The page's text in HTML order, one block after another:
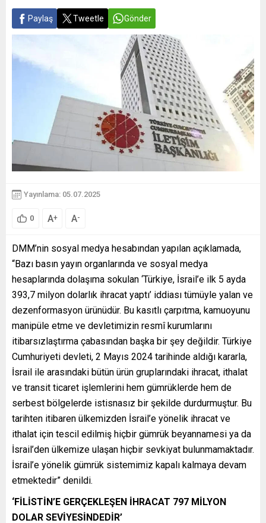
Paylaş Tweetle Gönder
Yayınlama: 05.07.2025
0 A+ A-
DMM’nin sosyal medya hesabından yapılan açıklamada,
“Bazı basın yayın organlarında ve sosyal medya
hesaplarında dolaşıma sokulan ‘Türkiye, İsrail’e ilk 5 ayda
393,7 milyon dolarlık ihracat yaptı’ iddiası tümüyle yalan ve
dezenformasyon ürünüdür. Bu kasıtlı çarpıtma, kamuoyunu
manipüle etme ve devletimizin resmî kurumlarını
itibarsızlaştırma çabasından başka bir şey değildir. Türkiye
Cumhuriyeti devleti, 2 Mayıs 2024 tarihinde aldığı kararla,
İsrail ile arasındaki bütün ürün gruplarındaki ihracat, ithalat
ve transit ticaret işlemlerini hem gümrüklerde hem de
serbest bölgelerde istisnasız bir şekilde durdurmuştur. Bu
tarihten itibaren ülkemizden İsrail’e yönelik ihracat ve
ithalat için tescil edilmiş hiçbir gümrük beyannamesi ya da
İsrail’den ülkemize ulaşan hiçbir sevkiyat bulunmamaktadır.
İsrail’e yönelik gümrük sistemimiz kapalı kalmaya devam
etmektedir” denildi.
‘FİLİSTİN’E GERÇEKLEŞEN İHRACAT 797 MİLYON
DOLAR SEVİYESİNDEDİR’